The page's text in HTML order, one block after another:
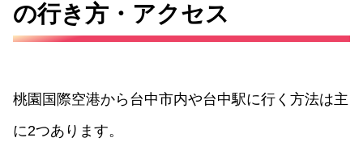
の行き方・アクセス
桃園国際空港から台中市内や台中駅に行く方法は主
に2つあります。